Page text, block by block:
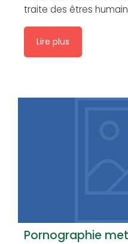
traite des êtres
Lire plus